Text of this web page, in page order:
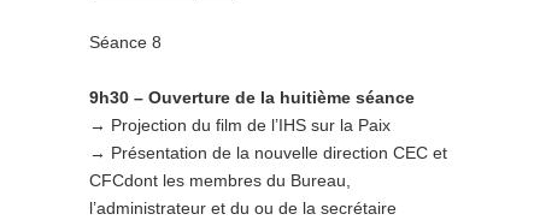
Séance 8
9h30 – Ouverture de la huitième séance
→ Projection du film de l’IHS sur la Paix
→ Présentation de la nouvelle direction CEC et
CFCdont les membres du Bureau,
l’administrateur et du ou de la secrétaire